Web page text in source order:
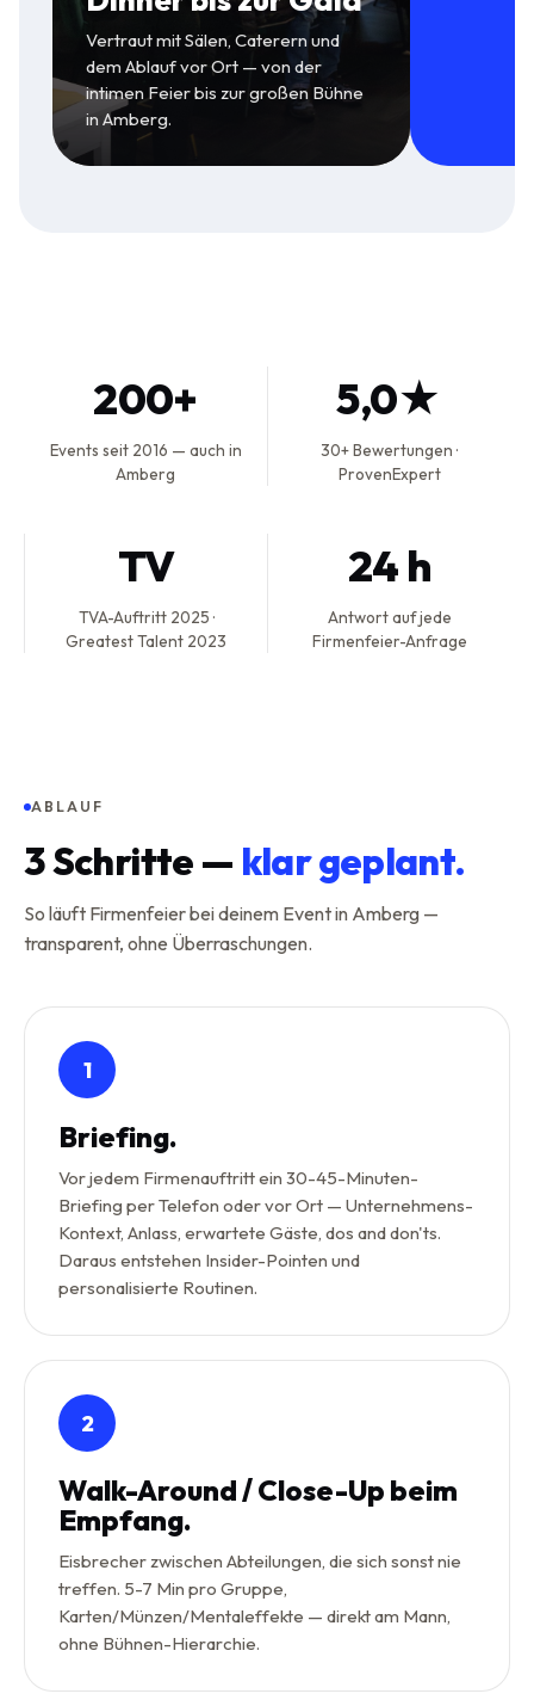
Vertraut mit Sälen, Caterern und
dem Ablauf vor Ort — von der
intimen Feier bis zur großen Bühne
in Amberg.
200+
Events seit 2016 — auch in
Amberg
5,0★
30+ Bewertungen ·
ProvenExpert
TV
TVA-Auftritt 2025 ·
Greatest Talent 2023
24 h
Antwort auf jede
Firmenfeier-Anfrage
ABLAUF
3Schritte — klar geplant.
So läuft Firmenfeier bei deinem Event in Amberg —
transparent, ohne Überraschungen.
1
Briefing.
Vor jedem Firmenauftritt ein 30-45-Minuten-
Briefing per Telefon oder vor Ort — Unternehmens-
Kontext, Anlass, erwartete Gäste, dos and don'ts.
Daraus entstehen Insider-Pointen und
personalisierte Routinen.
2
Walk-Around / Close-Up beim
Empfang.
Eisbrecher zwischen Abteilungen, die sich sonst nie
treffen. 5-7 Min pro Gruppe,
Karten/Münzen/Mentaleffekte — direkt am Mann,
ohne Bühnen-Hierarchie.